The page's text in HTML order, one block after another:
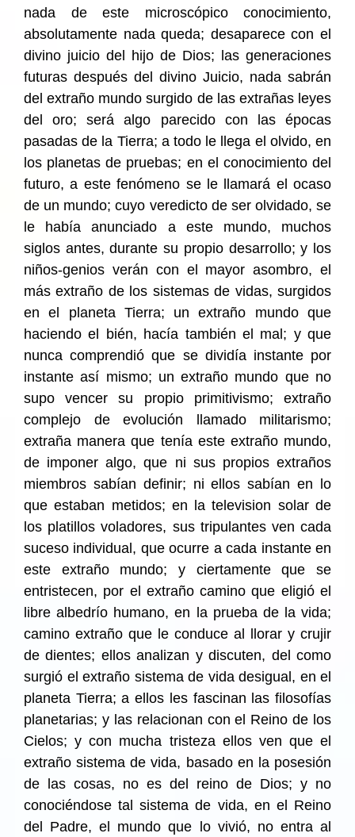
nada de este microscópico conocimiento,
absolutamente nada queda; desaparece con el
divino juicio del hijo de Dios; las generaciones
futuras después del divino Juicio, nada sabrán
del extraño mundo surgido de las extrañas leyes
del oro; será algo parecido con las épocas
pasadas de la Tierra; a todo le llega el olvido, en
los planetas de pruebas; en el conocimiento del
futuro, a este fenómeno se le llamará el ocaso
de un mundo; cuyo veredicto de ser olvidado, se
le había anunciado a este mundo, muchos
siglos antes, durante su propio desarrollo; y los
niños-genios verán con el mayor asombro, el
más extraño de los sistemas de vidas, surgidos
en el planeta Tierra; un extraño mundo que
haciendo el bién, hacía también el mal; y que
nunca comprendió que se dividía instante por
instante así mismo; un extraño mundo que no
supo vencer su propio primitivismo; extraño
complejo de evolución llamado militarismo;
extraña manera que tenía este extraño mundo,
de imponer algo, que ni sus propios extraños
miembros sabían definir; ni ellos sabían en lo
que estaban metidos; en la television solar de
los platillos voladores, sus tripulantes ven cada
suceso individual, que ocurre a cada instante en
este extraño mundo; y ciertamente que se
entristecen, por el extraño camino que eligió el
libre albedrío humano, en la prueba de la vida;
camino extraño que le conduce al llorar y crujir
de dientes; ellos analizan y discuten, del como
surgió el extraño sistema de vida desigual, en el
planeta Tierra; a ellos les fascinan las filosofías
planetarias; y las relacionan con el Reino de los
Cielos; y con mucha tristeza ellos ven que el
extraño sistema de vida, basado en la posesión
de las cosas, no es del reino de Dios; y no
conociéndose tal sistema de vida, en el Reino
del Padre, el mundo que lo vivió, no entra al